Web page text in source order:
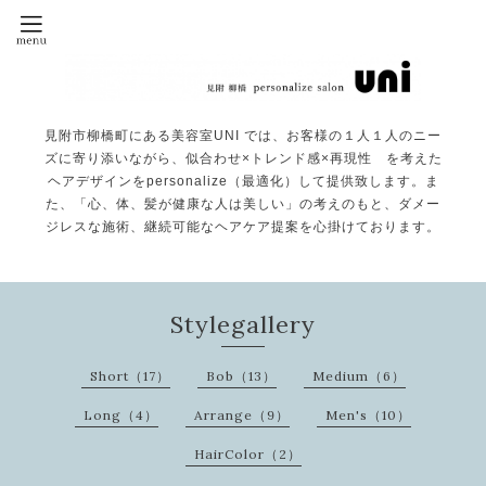
見附市柳橋町にある美容室UNI では、お客様の１人１人のニー
ズに寄り添いながら、似合わせ×トレンド感×再現性 を考えた
ヘアデザインをpersonalize（最適化）して提供致します。ま
た、「心、体、髪が健康な人は美しい」の考えのもと、ダメー
ジレスな施術、継続可能なヘアケア提案を心掛けております。
Stylegallery
Short（17） Bob（13） Medium（6）
Long（4） Arrange（9） Men's（10）
HairColor（2）